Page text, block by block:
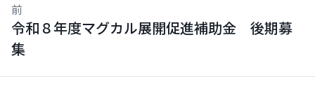
前
令和８年度マグカル展開促進補助金 後期募
集